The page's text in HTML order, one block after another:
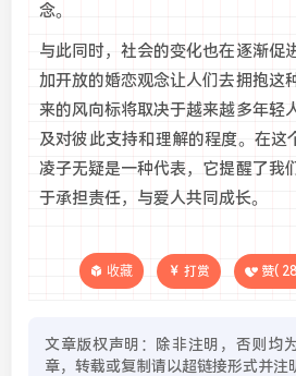
念。
与此同时，社会的变化也在逐渐促
加开放的婚恋观念让人们去拥抱这
来的风向标将取决于越来越多年轻
及对彼此支持和理解的程度。在这
凌子无疑是一种代表，它提醒了我
于承担责任，与爱人共同成长。
收藏 打赏 赞(
文章版权声明：除非注明，否则均
章，转载或复制请以超链接形式并注